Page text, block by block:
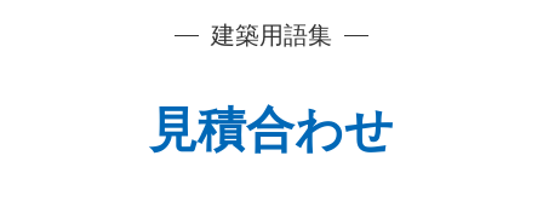
建築用語集
見積合わせ